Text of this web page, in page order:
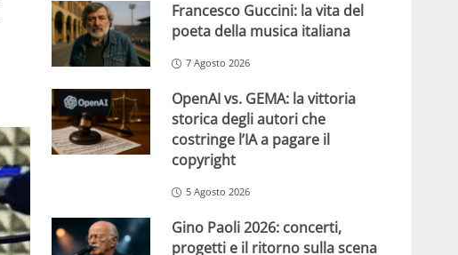
Francesco Guccini: la vita del
poeta della musica italiana
7 Agosto 2026
OpenAI vs. GEMA: la vittoria
storica degli autori che
costringe l’IA a pagare il
copyright
5 Agosto 2026
Gino Paoli 2026: concerti,
progetti e il ritorno sulla scena